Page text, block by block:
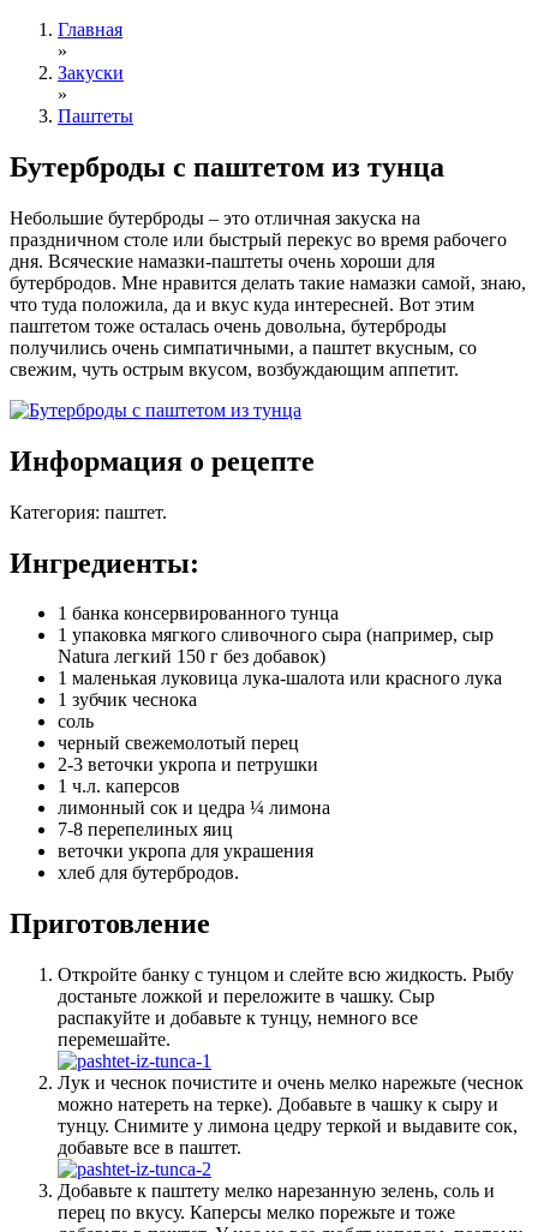
Главная
»
Закуски
»
Паштеты
Бутерброды с паштетом из тунца
Небольшие бутерброды – это отличная закуска на
праздничном столе или быстрый перекус во время рабочего
дня. Всяческие намазки-паштеты очень хороши для
бутербродов. Мне нравится делать такие намазки самой, знаю,
что туда положила, да и вкус куда интересней. Вот этим
паштетом тоже осталась очень довольна, бутерброды
получились очень симпатичными, а паштет вкусным, со
свежим, чуть острым вкусом, возбуждающим аппетит.
Информация о рецепте
Категория: паштет.
Ингредиенты:
1 банка консервированного тунца
1 упаковка мягкого сливочного сыра (например, сыр
Natura легкий 150 г без добавок)
1 маленькая луковица лука-шалота или красного лука
1 зубчик чеснока
соль
черный свежемолотый перец
2-3 веточки укропа и петрушки
1 ч.л. каперсов
лимонный сок и цедра ¼ лимона
7-8 перепелиных яиц
веточки укропа для украшения
хлеб для бутербродов.
Приготовление
Откройте банку с тунцом и слейте всю жидкость. Рыбу
достаньте ложкой и переложите в чашку. Сыр
распакуйте и добавьте к тунцу, немного все
перемешайте.
Лук и чеснок почистите и очень мелко нарежьте (чеснок
можно натереть на терке). Добавьте в чашку к сыру и
тунцу. Снимите у лимона цедру теркой и выдавите сок,
добавьте все в паштет.
Добавьте к паштету мелко нарезанную зелень, соль и
перец по вкусу. Каперсы мелко порежьте и тоже